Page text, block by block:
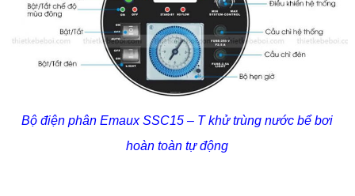
Bộ điện phân Emaux SSC15 – T khử trùng nước bể bơi
hoàn toàn tự động